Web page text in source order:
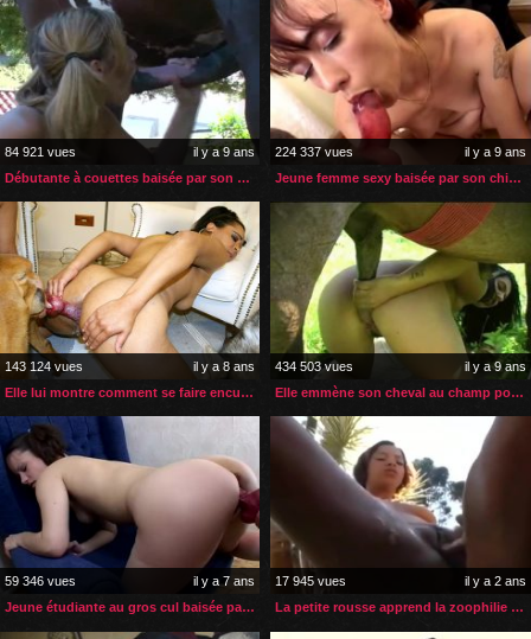
84 921 vues
il y a 9 ans
Débutante à couettes baisée par son cheval
224 337 vues
il y a 9 ans
Jeune femme sexy baisée par son chien à la maison
143 124 vues
il y a 8 ans
Elle lui montre comment se faire enculer par son chien
434 503 vues
il y a 9 ans
Elle emmène son cheval au champ pour qu’il la baise
59 346 vues
il y a 7 ans
Jeune étudiante au gros cul baisée par son chien
17 945 vues
il y a 2 ans
La petite rousse apprend la zoophilie grâce à sa gouvernante